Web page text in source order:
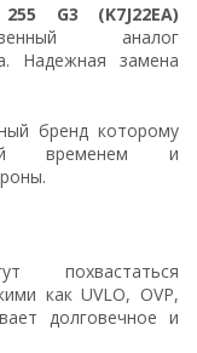
G3 (K7J22EA)
аналог
Надежная замена
бренд которому
временем и
похвастаться
как UVLO, OVP,
долговечное и